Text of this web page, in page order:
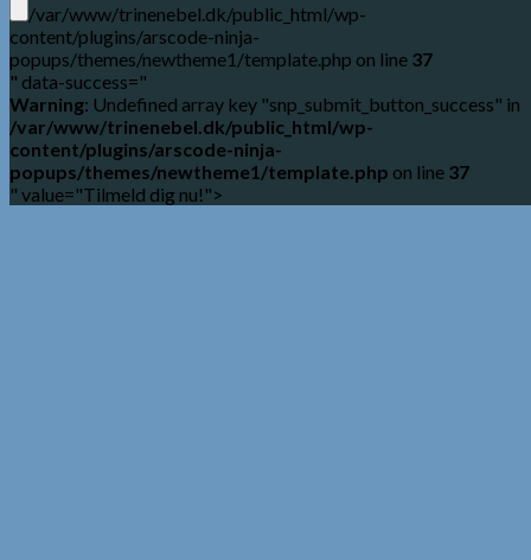
/var/www/trinenebel.dk/public_html/wp-
content/plugins/arscode-ninja-
popups/themes/newtheme1/template.php on line 37
" data-success="
Warning: Undefined array key "snp_submit_button_success" in
/var/www/trinenebel.dk/public_html/wp-
content/plugins/arscode-ninja-
popups/themes/newtheme1/template.php on line 37
" value="Tilmeld dig nu!">